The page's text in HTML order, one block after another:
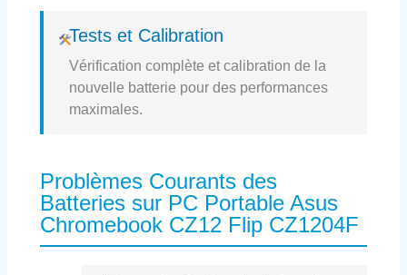
Tests et Calibration
Vérification complète et calibration de la
nouvelle batterie pour des performances
maximales.
Problèmes Courants des
Batteries sur PC Portable Asus
Chromebook CZ12 Flip CZ1204F